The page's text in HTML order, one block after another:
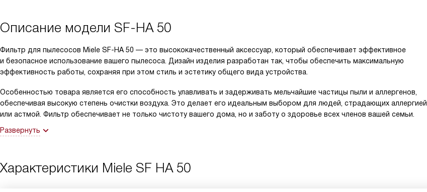
Описание модели SF-HA 50
Фильтр для пылесосов Miele SF-HA 50 — это высококачественный аксессуар, который обеспечивает эффективное
и безопасное использование вашего пылесоса. Дизайн изделия разработан так, чтобы обеспечить максимальную
эффективность работы, сохраняя при этом стиль и эстетику общего вида устройства.
Особенностью товара является его способность улавливать и задерживать мельчайшие частицы пыли и аллергенов,
обеспечивая высокую степень очистки воздуха. Это делает его идеальным выбором для людей, страдающих аллергией
или астмой. Фильтр обеспечивает не только чистоту вашего дома, но и заботу о здоровье всех членов вашей семьи.
Развернуть
Характеристики Miele SF HA 50